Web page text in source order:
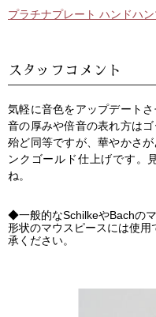
プラチナプレート ハンドハ
スタッフコメント
気軽に音色をアップデート
音の厚みや倍音の表れ方は
殆ど同等ですが、華やかさ
ンクゴールド仕上げです。
ね。
◆一般的なSchilkeやBachの
形状のマウスピースには使用
承ください。